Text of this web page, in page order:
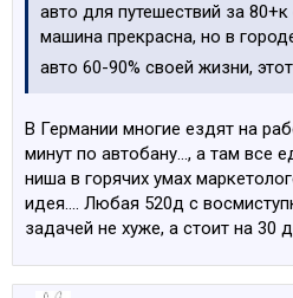
авто для путешествий за 80+к
машина прекрасна, но в
авто 60-90% своей жизни,
В Германии многие ездят на
минут по автобану..., а там все
ниша в горячих умах
идея.... Любая 520д с
задачей не хуже, а стоит на 30